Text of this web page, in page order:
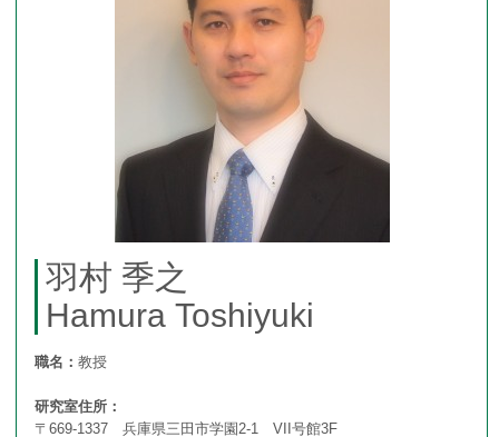
メンバー
フォトアルバム
アクセス
羽村 季之
Hamura Toshiyuki
職名：教授
研究室住所：
〒669-1337 兵庫県三田市学園2-1 VII号館3F